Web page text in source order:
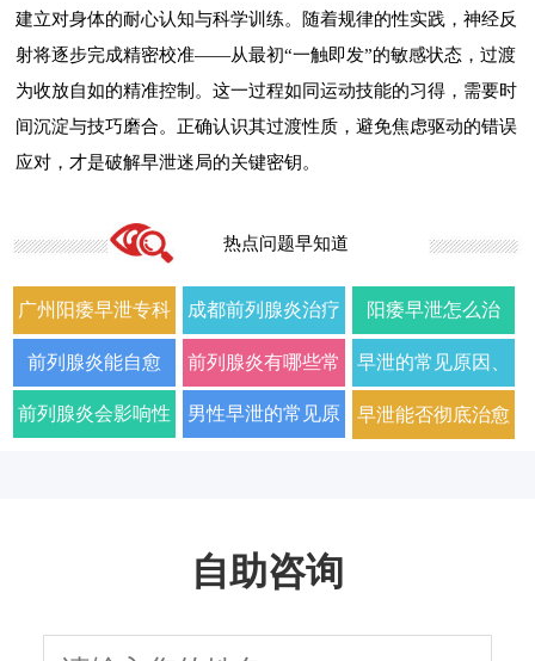
建立对身体的耐心认知与科学训练。随着规律的性实践，神经反
射将逐步完成精密校准——从最初“一触即发”的敏感状态，过渡
为收放自如的精准控制。这一过程如同运动技能的习得，需要时
间沉淀与技巧磨合。正确认识其过渡性质，避免焦虑驱动的错误
应对，才是破解早泄迷局的关键密钥。
热点问题早知道
广州阳痿早泄专科
门诊哪家好正规男
科医院排名
成都前列腺炎治疗
哪家男科医院好
2026年口碑推荐
阳痿早泄怎么治
疗？2026年男科专
家详解病因与科学
前列腺炎能自愈
吗？2026年科学治
前列腺炎有哪些常
见症状以及如何科
早泄的常见原因、
症状及改善方法全
前列腺炎会影响性 男性早泄的常见原 早泄能否彻底治愈
自助咨询